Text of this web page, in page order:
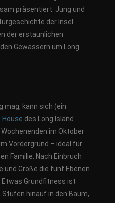
präsentiert. Jung und
der Insel
der erstaunlichen
Gewässern um Long
mag, kann sich (ein
House des Long Island
im Oktober
Vordergrund – ideal für
Familie. Nach Einbruch
und Große die fünf Ebenen
Etwas Grundfitness ist
hinauf in den Baum,